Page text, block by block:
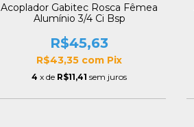
Acoplador Gabitec Rosca Fêmea
Alumínio 3/4 Ci Bsp
R$45,63
R$43,35 com Pix
4 x de R$11,41 sem juros